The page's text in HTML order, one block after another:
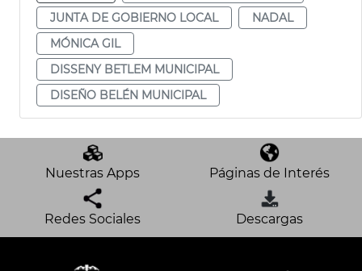
JUNTA DE GOBIERNO LOCAL
NADAL
MÓNICA GIL
DISSENY BETLEM MUNICIPAL
DISEÑO BELÉN MUNICIPAL
Nuestras Apps Páginas de Interés
Redes Sociales Descargas